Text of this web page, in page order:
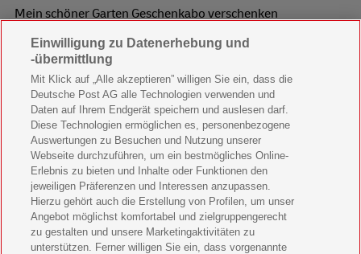
Mein schöner Garten Geschenkabo verschenken
Wohnen & Garten Geschenkabo verschenken
Mein schönes Land Geschenkabo verschenken
Bild der Frau Geschenkabo verschenken
11 Freunde Geschenkabo verschenken
LEGO Ninjago Magazin Geschenkabo verschenken
Brigitte Geschenkabo verschenken
GEOlino Geschenkabo verschenken
Einwilligung zu Datenerhebung und
-übermittlung
Mit Klick auf „Alle akzeptieren” willigen Sie ein, dass die
Deutsche Post AG alle Technologien verwenden und
Daten auf Ihrem Endgerät speichern und auslesen darf.
Diese Technologien ermöglichen es, personenbezogene
Auswertungen zu Besuchen und Nutzung unserer
Webseite durchzuführen, um ein bestmögliches Online-
Erlebnis zu bieten und Inhalte oder Funktionen den
jeweiligen Präferenzen und Interessen anzupassen.
Hierzu gehört auch die Erstellung von Profilen, um unser
Angebot möglichst komfortabel und zielgruppengerecht
zu gestalten und unsere Marketingaktivitäten zu
unterstützen. Ferner willigen Sie ein, dass vorgenannte